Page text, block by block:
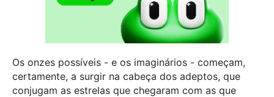
Os onzes possíveis - e os imaginários - começam,
certamente, a surgir na cabeça dos adeptos, que
conjugam as estrelas que chegaram com as que